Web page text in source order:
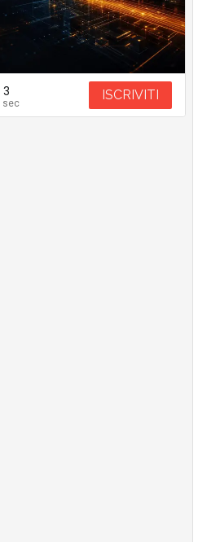
2 ISCRIVITI